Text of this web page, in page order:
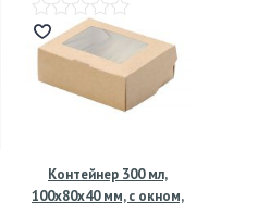
Контейнер 300 мл,
100х80х40 мм, с окном,